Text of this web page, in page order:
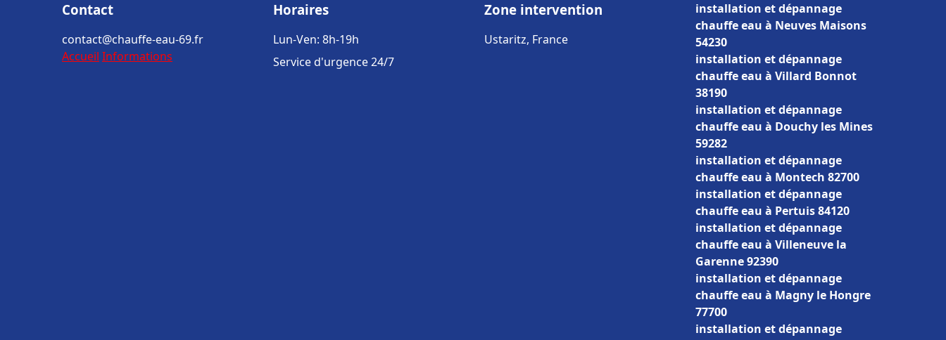
Contact
contact@chauffe-eau-69.fr
Accueil Informations
Horaires
Lun-Ven: 8h-19h
Service d'urgence 24/7
Zone intervention
Ustaritz, France
installation et dépannage
chauffe eau à Neuves Maisons
54230
installation et dépannage
chauffe eau à Villard Bonnot
38190
installation et dépannage
chauffe eau à Douchy les Mines
59282
installation et dépannage
chauffe eau à Montech 82700
installation et dépannage
chauffe eau à Pertuis 84120
installation et dépannage
chauffe eau à Villeneuve la
Garenne 92390
installation et dépannage
chauffe eau à Magny le Hongre
77700
installation et dépannage